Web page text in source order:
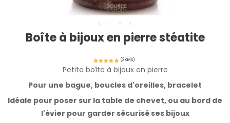
Boîte à bijoux en pierre stéatite
Petite boîte à bijoux en pierre
Pour une bague, boucles d'oreilles, bracelet
Idéale pour poser sur la table de chevet, ou au bord de
l'évier pour garder sécurisé ses bijoux